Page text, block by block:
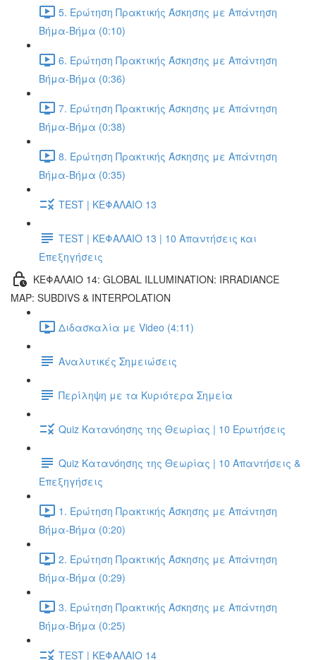
5. Ερώτηση Πρακτικής Άσκησης με Απάντηση
Βήμα-Βήμα (0:10)
6. Ερώτηση Πρακτικής Άσκησης με Απάντηση
Βήμα-Βήμα (0:36)
7. Ερώτηση Πρακτικής Άσκησης με Απάντηση
Βήμα-Βήμα (0:38)
8. Ερώτηση Πρακτικής Άσκησης με Απάντηση
Βήμα-Βήμα (0:35)
TEST | ΚΕΦΑΛΑΙΟ 13
TEST | ΚΕΦΑΛΑΙΟ 13 | 10 Απαντήσεις και
Επεξηγήσεις
ΚΕΦΑΛΑΙΟ 14: GLOBAL ILLUMINATION: IRRADIANCE
MAP: SUBDIVS & INTERPOLATION
Διδασκαλία με Video (4:11)
Αναλυτικές Σημειώσεις
Περίληψη με τα Κυριότερα Σημεία
Quiz Κατανόησης της Θεωρίας | 10 Ερωτήσεις
Quiz Κατανόησης της Θεωρίας | 10 Απαντήσεις &
Επεξηγήσεις
1. Ερώτηση Πρακτικής Άσκησης με Απάντηση
Βήμα-Βήμα (0:20)
2. Ερώτηση Πρακτικής Άσκησης με Απάντηση
Βήμα-Βήμα (0:29)
3. Ερώτηση Πρακτικής Άσκησης με Απάντηση
Βήμα-Βήμα (0:25)
TEST | ΚΕΦΑΛΑΙΟ 14